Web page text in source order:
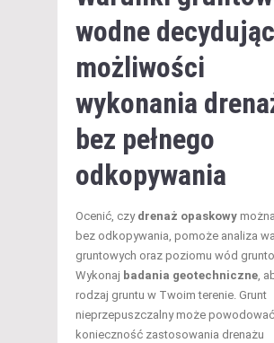
wodne
możliwości
wykonania
bez pełnego
odkopywania
Ocenić, czy drenaż opaskowy
bez odkopywania, pomoże analiza
gruntowych oraz poziomu wód
Wykonaj badania geotechniczne ,
rodzaj gruntu w Twoim terenie. Grunt
nieprzepuszczalny może powodować
konieczność zastosowania drenażu